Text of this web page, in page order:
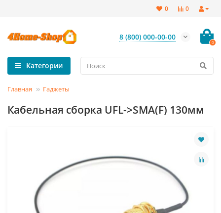
0
0
8 (800) 000-00-00
0
Категории
Главная Гаджеты
Кабельная сборка UFL->SMA(F) 130мм